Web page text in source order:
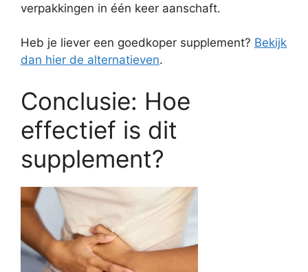
verpakkingen in één keer aanschaft.
Heb je liever een goedkoper supplement? Bekijk
dan hier de alternatieven.
Conclusie: Hoe
effectief is dit
supplement?